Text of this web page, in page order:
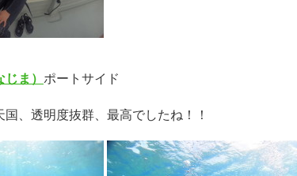
ま） ポートサイド
、透明度抜群、最高でしたね！！